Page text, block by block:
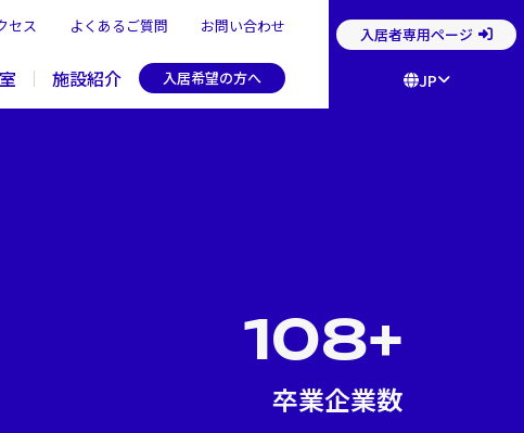
施設紹介 入居希望の方へ
セス よくあるご質問 お問い合わせ 入居者専用ページ
JP
108+
卒業企業数